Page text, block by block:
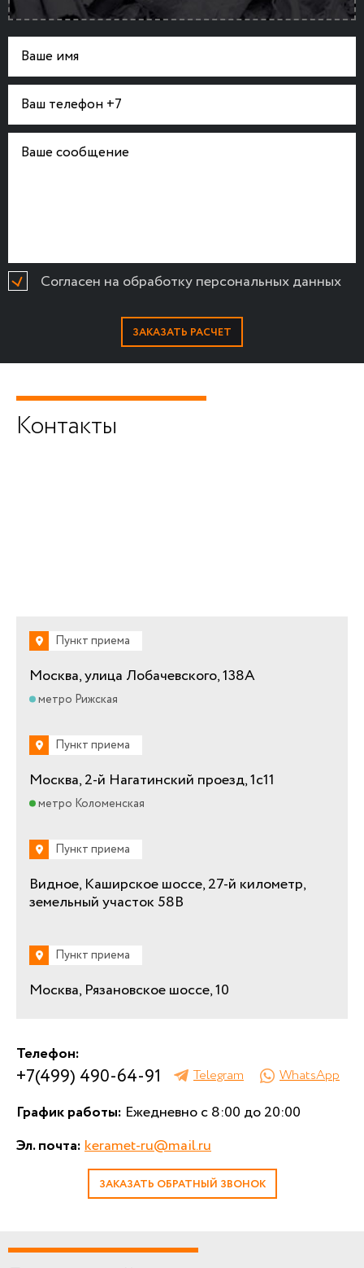
Согласен на обработку персональных данных
Контакты
Пункт приема
Москва, улица Лобачевского, 138А
метро Рижская
Пункт приема
Москва, 2-й Нагатинский проезд, 1с11
метро Коломенская
Пункт приема
Видное, Каширское шоссе, 27-й километр,
земельный участок 58В
Пункт приема
Москва, Рязановское шоссе, 10
Телефон:
+7(499) 490-64-91 Telegram WhatsApp
График работы: Ежедневно с 8:00 до 20:00
Эл. почта:keramet-ru@mail.ru
ЗАКАЗАТЬ ОБРАТНЫЙ ЗВОНОК